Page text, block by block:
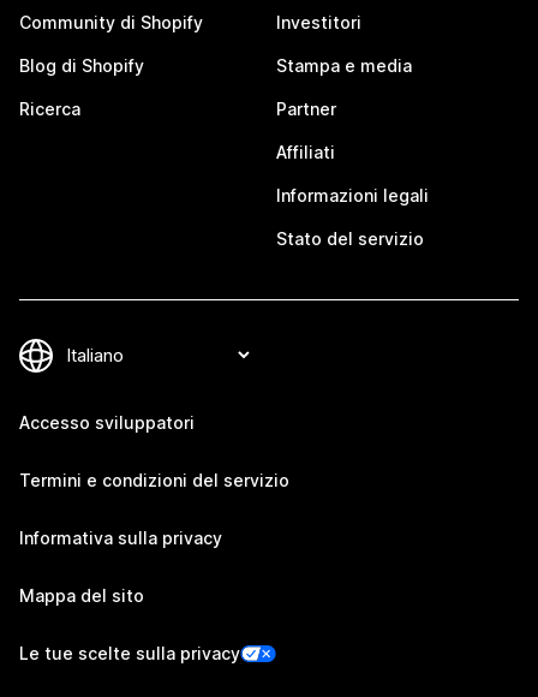
Community di Shopify
Blog di Shopify
Ricerca
Investitori
Stampa e media
Partner
Affiliati
Informazioni legali
Stato del servizio
Accesso sviluppatori
Termini e condizioni del servizio
Informativa sulla privacy
Mappa del sito
Le tue scelte sulla privacy